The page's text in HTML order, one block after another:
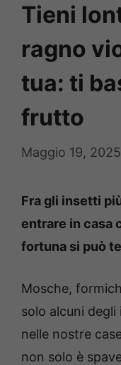
Tieni
ragno
tua: ti
frutto
Maggio 19, 2025
Fra gli insetti
entrare in casa
fortuna si può
Mosche,
solo alcuni
nelle nostre
non solo è